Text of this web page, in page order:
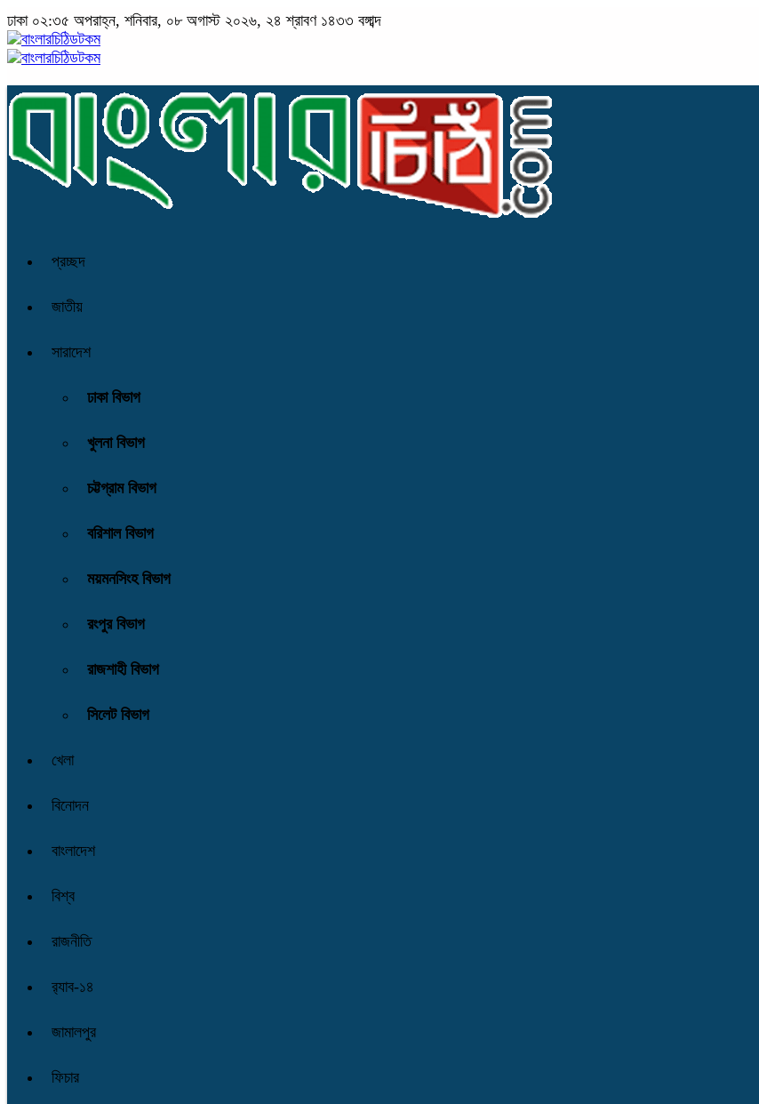
ঢাকা ০২:৩৫ অপরাহ্ন, শনিবার, ০৮ অগাস্ট ২০২৬, ২৪ শ্রাবণ ১৪৩৩ বঙ্গাব্দ
প্রচ্ছদ
জাতীয়
সারাদেশ
ঢাকা বিভাগ
খুলনা বিভাগ
চট্টগ্রাম বিভাগ
বরিশাল বিভাগ
ময়মনসিংহ বিভাগ
রংপুর বিভাগ
রাজশাহী বিভাগ
সিলেট বিভাগ
খেলা
বিনোদন
বাংলাদেশ
বিশ্ব
রাজনীতি
র‌্যাব-১৪
জামালপুর
ফিচার